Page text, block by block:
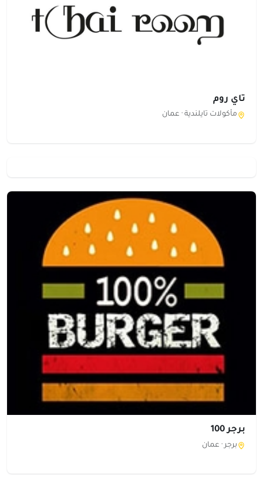
تاي روم
مأكولات تايلندية · عمان
برجر 100
برجر · عمان